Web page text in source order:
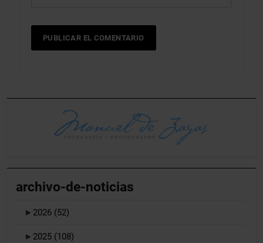
archivo-de-noticias
► 2026 (52)
► 2025 (108)